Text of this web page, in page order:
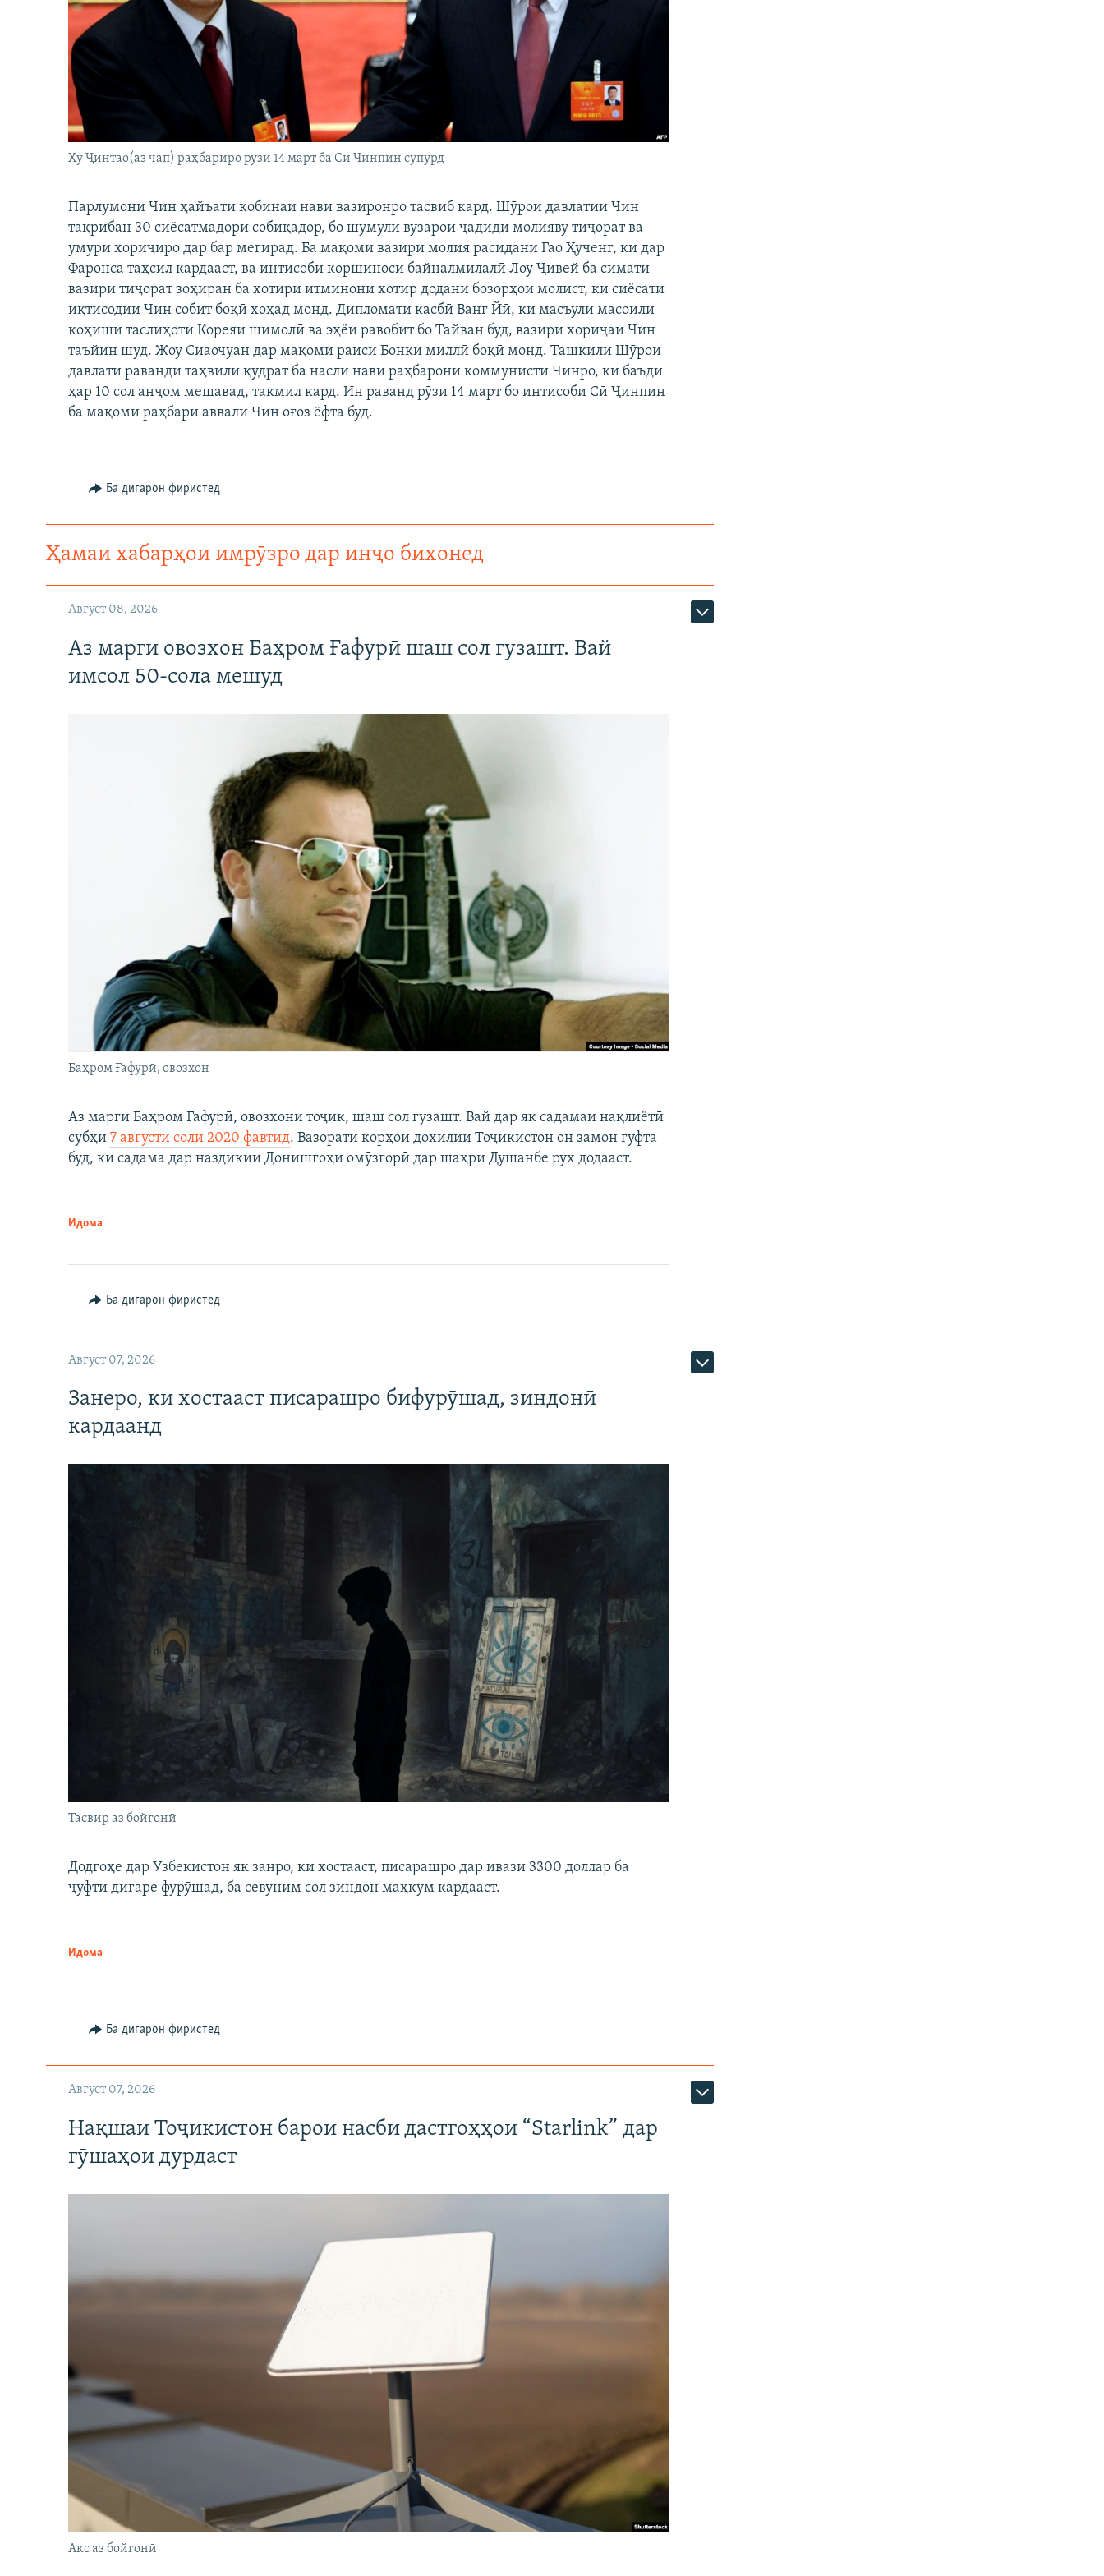
Ҳу Ҷинтао(аз чап) раҳбариро рӯзи 14 март ба Сӣ Ҷинпин супурд
Парлумони Чин ҳайъати кобинаи нави вазиронро тасвиб кард. Шӯрои давлатии Чин
тақрибан 30 сиёсатмадори собиқадор, бо шумули вузарои ҷадиди молияву тиҷорат ва
умури хориҷиро дар бар мегирад. Ба мақоми вазири молия расидани Гао Ҳученг, ки дар
Фаронса таҳсил кардааст, ва интисоби коршиноси байналмилалӣ Лоу Ҷивей ба симати
вазири тиҷорат зоҳиран ба хотири итминони хотир додани бозорҳои молист, ки сиёсати
иқтисодии Чин собит боқӣ хоҳад монд. Дипломати касбӣ Ванг Йӣ, ки масъули масоили
коҳиши таслиҳоти Кореяи шимолӣ ва эҳёи равобит бо Тайван буд, вазири хориҷаи Чин
таъйин шуд. Жоу Сиаочуан дар мақоми раиси Бонки миллӣ боқӣ монд. Ташкили Шӯрои
давлатӣ раванди таҳвили қудрат ба насли нави раҳбарони коммунисти Чинро, ки баъди
ҳар 10 сол анҷом мешавад, такмил кард. Ин раванд рӯзи 14 март бо интисоби Сӣ Ҷинпин
ба мақоми раҳбари аввали Чин оғоз ёфта буд.
Ба дигарон фиристед
Ҳамаи хабарҳои имрӯзро дар инҷо бихонед
Август 08, 2026
Аз марги овозхон Баҳром Ғафурӣ шаш сол гузашт. Вай
имсол 50-сола мешуд
Баҳром Ғафурӣ, овозхон
Аз марги Баҳром Ғафурӣ, овозхони тоҷик, шаш сол гузашт. Вай дар як садамаи нақлиётӣ
субҳи 7 августи соли 2020 фавтид. Вазорати корҳои дохилии Тоҷикистон он замон гуфта
буд, ки садама дар наздикии Донишгоҳи омӯзгорӣ дар шаҳри Душанбе рух додааст.
Идома
Ба дигарон фиристед
Август 07, 2026
Занеро, ки хостааст писарашро бифурӯшад, зиндонӣ
кардаанд
Тасвир аз бойгонӣ
Додгоҳе дар Узбекистон як занро, ки хостааст, писарашро дар ивази 3300 доллар ба
ҷуфти дигаре фурӯшад, ба севуним сол зиндон маҳкум кардааст.
Идома
Ба дигарон фиристед
Август 07, 2026
Нақшаи Тоҷикистон барои насби дастгоҳҳои “Starlink” дар
гӯшаҳои дурдаст
Акс аз бойгонӣ